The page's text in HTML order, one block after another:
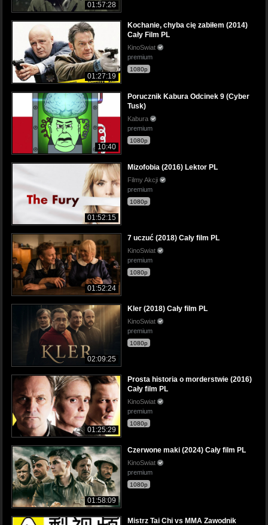
01:57:28
01:27:19
Kochanie, chyba cię zabiłem (2014)
Cały Film PL
KinoSwiat
premium
1080p
10:40
Porucznik Kabura Odcinek 9 (Cyber
Tusk)
Kabura
premium
1080p
01:52:15
Mizofobia (2016) Lektor PL
Filmy Akcji
premium
1080p
01:52:24
7 uczuć (2018) Cały film PL
KinoSwiat
premium
1080p
02:09:25
Kler (2018) Cały film PL
KinoSwiat
premium
1080p
01:25:29
Prosta historia o morderstwie (2016)
Cały film PL
KinoSwiat
premium
1080p
01:58:09
Czerwone maki (2024) Cały film PL
KinoSwiat
premium
1080p
Mistrz Tai Chi vs MMA Zawodnik